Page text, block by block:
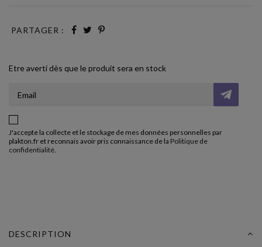
PARTAGER :
Etre averti dès que le produit sera en stock
J'accepte la collecte et le stockage de mes données personnelles par
plakton.fr et reconnais avoir pris connaissance de la Politique de
confidentialité.
DESCRIPTION